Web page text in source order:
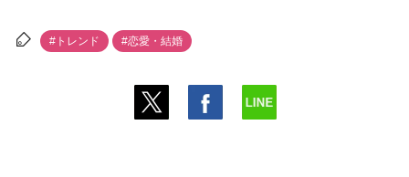
#トレンド #恋愛・結婚